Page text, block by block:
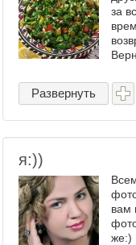
за
Развернуть
я:))
вам
же:)